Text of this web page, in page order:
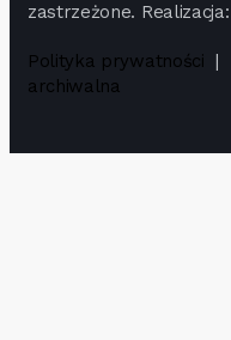
zastrzeżone. Realizacja:
Polityka prywatności |
archiwalna